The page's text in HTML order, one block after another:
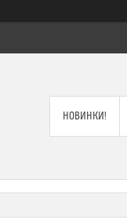
НОВИНКИ!